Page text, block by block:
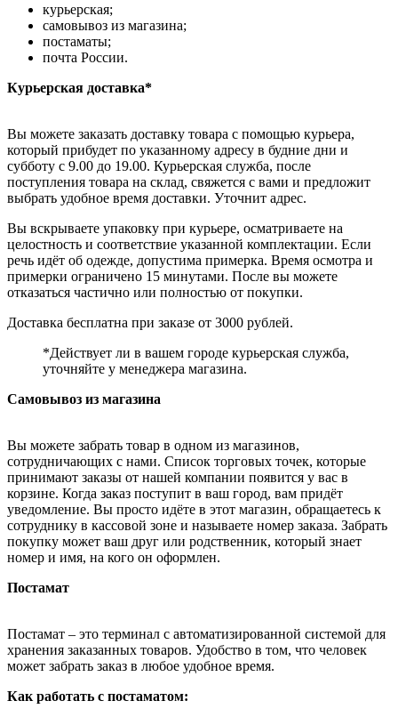
курьерская;
самовывоз из магазина;
постаматы;
почта России.
Курьерская доставка*
Вы можете заказать доставку товара с помощью курьера,
который прибудет по указанному адресу в будние дни и
субботу с 9.00 до 19.00. Курьерская служба, после
поступления товара на склад, свяжется с вами и предложит
выбрать удобное время доставки. Уточнит адрес.
Вы вскрываете упаковку при курьере, осматриваете на
целостность и соответствие указанной комплектации. Если
речь идёт об одежде, допустима примерка. Время осмотра и
примерки ограничено 15 минутами. После вы можете
отказаться частично или полностью от покупки.
Доставка бесплатна при заказе от 3000 рублей.
*Действует ли в вашем городе курьерская служба,
уточняйте у менеджера магазина.
Самовывоз из магазина
Вы можете забрать товар в одном из магазинов,
сотрудничающих с нами. Список торговых точек, которые
принимают заказы от нашей компании появится у вас в
корзине. Когда заказ поступит в ваш город, вам придёт
уведомление. Вы просто идёте в этот магазин, обращаетесь к
сотруднику в кассовой зоне и называете номер заказа. Забрать
покупку может ваш друг или родственник, который знает
номер и имя, на кого он оформлен.
Постамат
Постамат – это терминал с автоматизированной системой для
хранения заказанных товаров. Удобство в том, что человек
может забрать заказ в любое удобное время.
Как работать с постаматом: